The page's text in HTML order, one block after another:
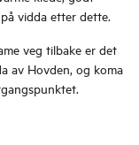
vidda etter dette.
veg tilbake er det
av Hovden, og koma